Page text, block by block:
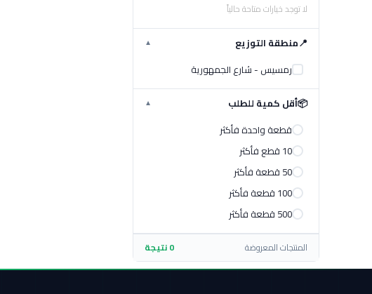
لا توجد خيارات متاحة حالياً
📍منطقة التوزيع ▼
رمسيس - شارع الجمهورية
📦أقل كمية للطلب ▼
قطعة واحدة فأكثر
10 قطع فأكثر
50 قطعة فأكثر
100 قطعة فأكثر
500 قطعة فأكثر
المنتجات المعروضة 0 نتيجة